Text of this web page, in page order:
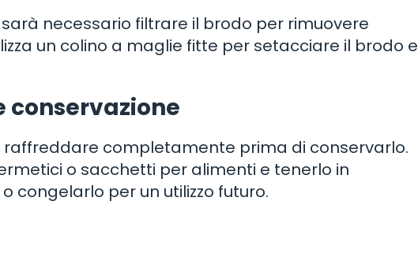
necessario filtrare il brodo per rimuovere
un colino a maglie fitte per setacciare il brodo e
conservazione
completamente prima di conservarlo.
o sacchetti per alimenti e tenerlo in
congelarlo per un utilizzo futuro.